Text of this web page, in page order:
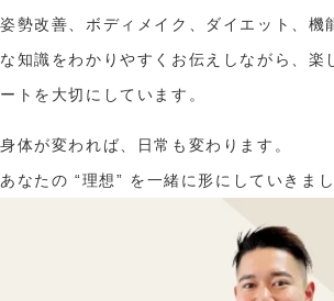
姿勢改善、ボディメイク、ダイエット、機
な知識をわかりやすくお伝えしながら、楽
ートを大切にしています。
身体が変われば、日常も変わります。
あなたの “理想” を一緒に形にしていきまし